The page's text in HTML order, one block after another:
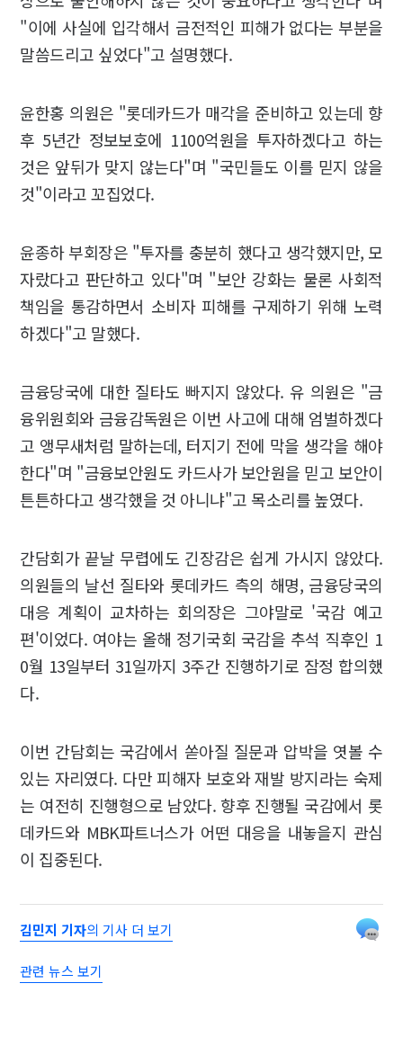
"이에 사실에 입각해서 금전적인 피해가 없다는 부분을
말씀드리고 싶었다"고 설명했다.
윤한홍 의원은 "롯데카드가 매각을 준비하고 있는데 향
후 5년간 정보보호에 1100억원을 투자하겠다고 하는
것은 앞뒤가 맞지 않는다"며 "국민들도 이를 믿지 않을
것"이라고 꼬집었다.
윤종하 부회장은 "투자를 충분히 했다고 생각했지만, 모
자랐다고 판단하고 있다"며 "보안 강화는 물론 사회적
책임을 통감하면서 소비자 피해를 구제하기 위해 노력
하겠다"고 말했다.
금융당국에 대한 질타도 빠지지 않았다. 유 의원은 "금
융위원회와 금융감독원은 이번 사고에 대해 엄벌하겠다
고 앵무새처럼 말하는데, 터지기 전에 막을 생각을 해야
한다"며 "금융보안원도 카드사가 보안원을 믿고 보안이
튼튼하다고 생각했을 것 아니냐"고 목소리를 높였다.
간담회가 끝날 무렵에도 긴장감은 쉽게 가시지 않았다.
의원들의 날선 질타와 롯데카드 측의 해명, 금융당국의
대응 계획이 교차하는 회의장은 그야말로 '국감 예고
편'이었다. 여야는 올해 정기국회 국감을 추석 직후인 1
0월 13일부터 31일까지 3주간 진행하기로 잠정 합의했
다.
이번 간담회는 국감에서 쏟아질 질문과 압박을 엿볼 수
있는 자리였다. 다만 피해자 보호와 재발 방지라는 숙제
는 여전히 진행형으로 남았다. 향후 진행될 국감에서 롯
데카드와 MBK파트너스가 어떤 대응을 내놓을지 관심
이 집중된다.
김민지 기자의 기사 더 보기
관련 뉴스 보기